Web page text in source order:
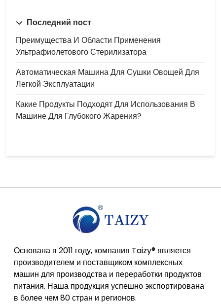
Последний пост
Преимущества И Области Применения
Ультрафиолетового Стерилизатора
Автоматическая Машина Для Сушки Овощей Для
Легкой Эксплуатации
Какие Продукты Подходят Для Использования В
Машине Для Глубокого Жарения?
Основана в 2011 году, компания Taizy® является
производителем и поставщиком комплексных
машин для производства и переработки продуктов
питания. Наша продукция успешно экспортирована
в более чем 80 стран и регионов.